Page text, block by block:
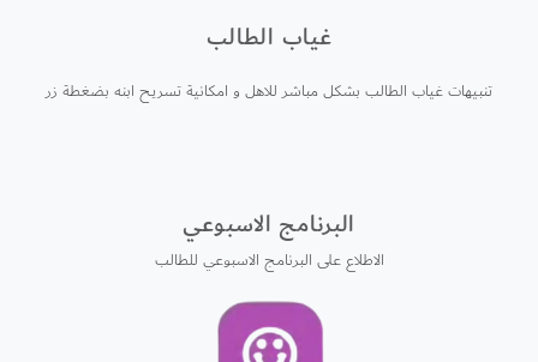
غياب الطالب
تنبيهات غياب الطالب بشكل مباشر للاهل و امكانية تسريح ابنه بضغطة زر
البرنامج الاسبوعي
الاطلاع على البرنامج الاسبوعي للطالب